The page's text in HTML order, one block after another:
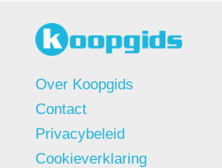
Over Koopgids
Contact
Privacybeleid
Cookieverklaring